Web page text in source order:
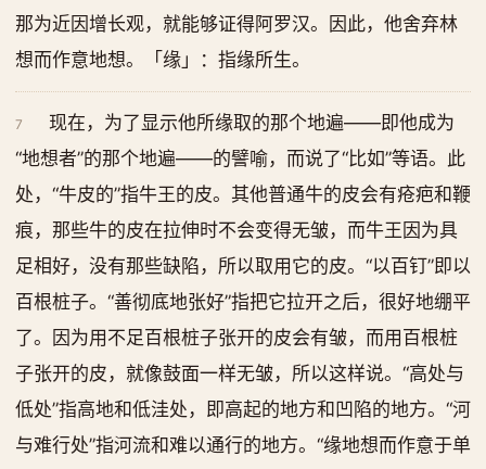
那为近因增长观，就能够证得阿罗汉。因此，他舍弃林
想而作意地想。「缘」：指缘所生。
7
现在，为了显示他所缘取的那个地遍——即他成为
“地想者”的那个地遍——的譬喻，而说了“比如”等语。此
处，“牛皮的”指牛王的皮。其他普通牛的皮会有疮疤和鞭
痕，那些牛的皮在拉伸时不会变得无皱，而牛王因为具
足相好，没有那些缺陷，所以取用它的皮。“以百钉”即以
百根桩子。“善彻底地张好”指把它拉开之后，很好地绷平
了。因为用不足百根桩子张开的皮会有皱，而用百根桩
子张开的皮，就像鼓面一样无皱，所以这样说。“高处与
低处”指高地和低洼处，即高起的地方和凹陷的地方。“河
与难行处”指河流和难以通行的地方。“缘地想而作意于单